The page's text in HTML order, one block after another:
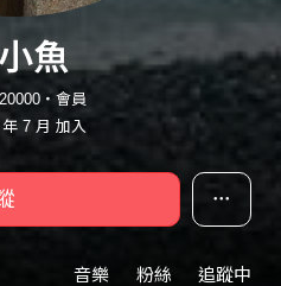
魚
・會員
7 月 加入
音樂 粉絲 追蹤中